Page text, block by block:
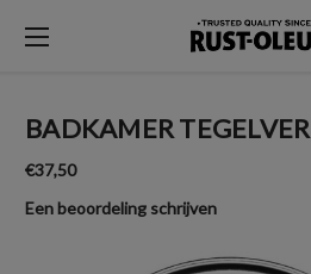
BADKAMER
€37,50
Een beoordeling schrijven